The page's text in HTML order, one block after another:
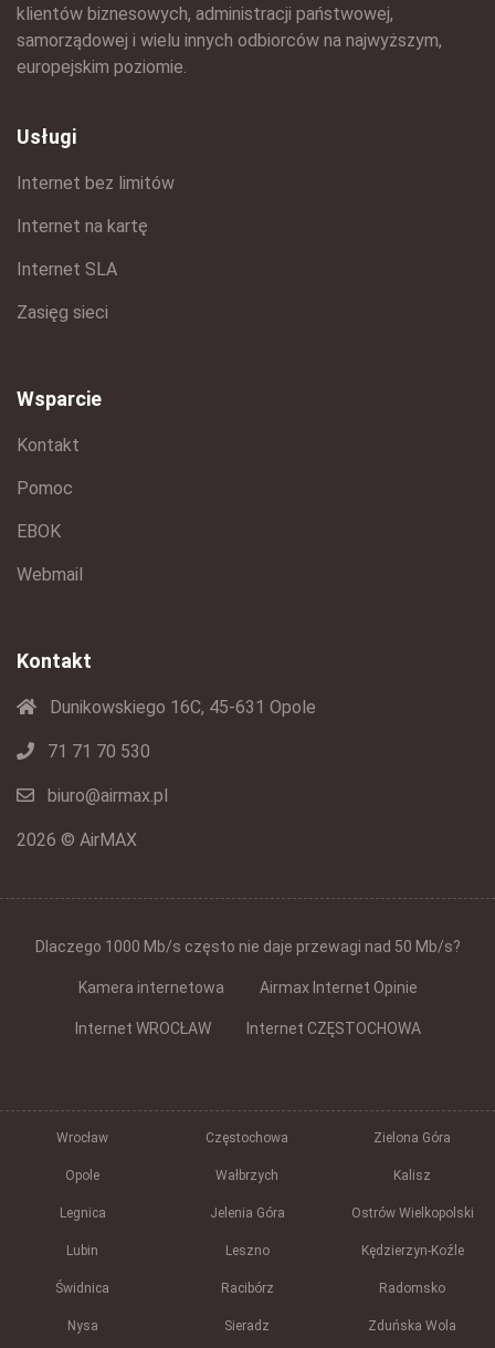
klientów biznesowych, administracji państwowej,
samorządowej i wielu innych odbiorców na najwyższym,
europejskim poziomie.
Usługi
Internet bez limitów
Internet na kartę
Internet SLA
Zasięg sieci
Wsparcie
Kontakt
Pomoc
EBOK
Webmail
Kontakt
Dunikowskiego 16C, 45-631 Opole
71 71 70 530
biuro@airmax.pl
2026 © AirMAX
Dlaczego 1000 Mb/s często nie daje przewagi nad 50 Mb/s?
Kamera internetowa Airmax Internet Opinie
Internet WROCŁAW Internet CZĘSTOCHOWA
Wrocław Częstochowa Zielona Góra
Opole Wałbrzych Kalisz
Legnica Jelenia Góra Ostrów Wielkopolski
Lubin Leszno Kędzierzyn-Koźle
Świdnica Racibórz Radomsko
Nysa Sieradz Zduńska Wola